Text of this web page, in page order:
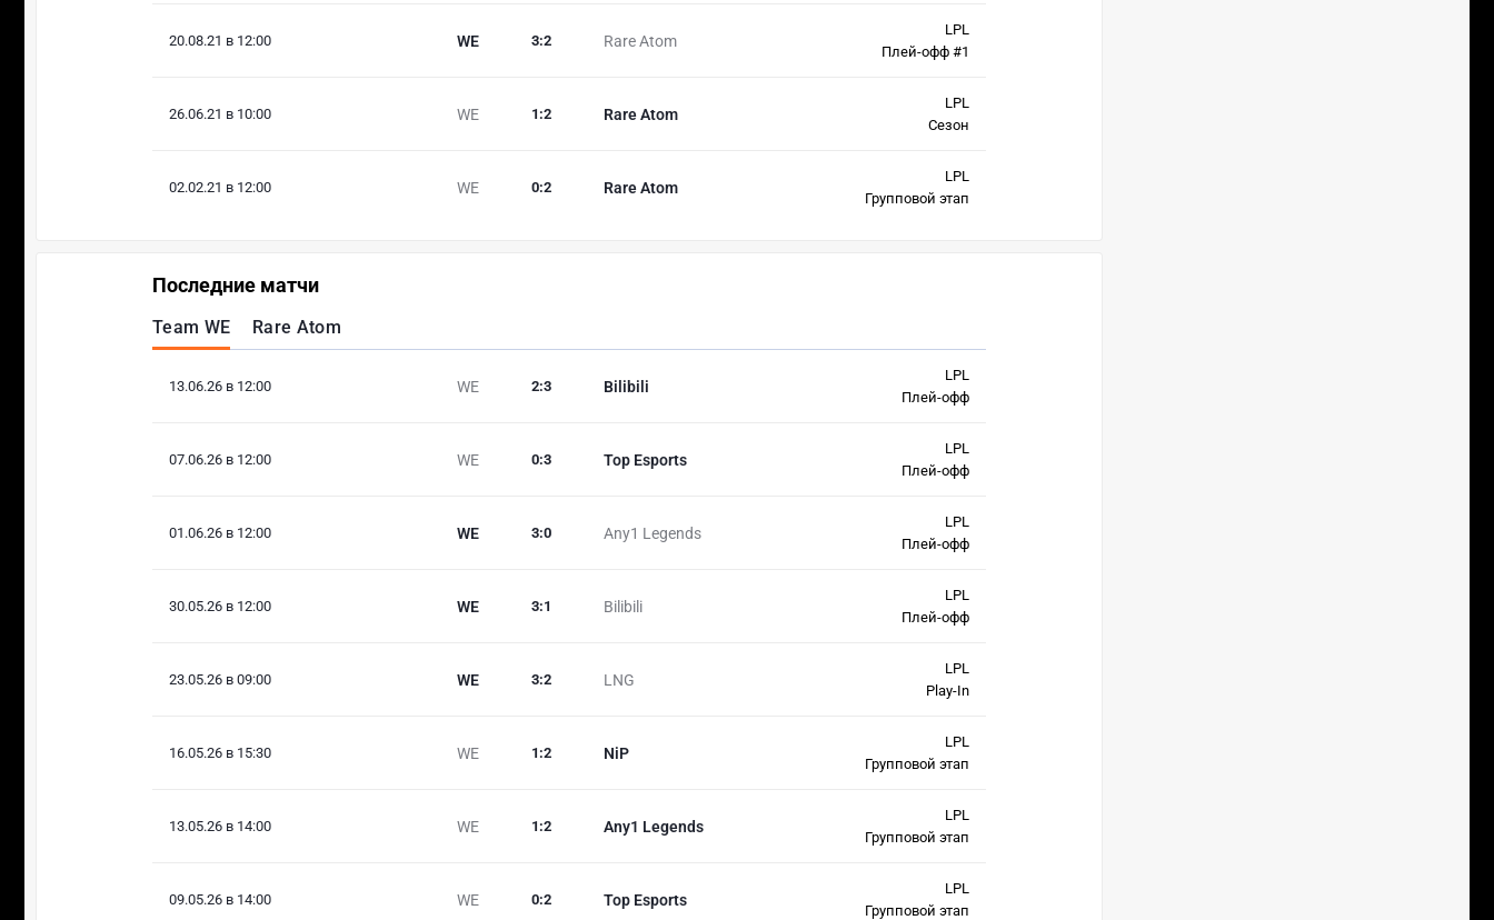
20.08.21 в 12:00 WE Rare Atom
3:2
LPL
Плей-офф #1
26.06.21 в 10:00 WE Rare Atom
1 :2
LPL
Сезон
02.02.21 в 12:00 WE Rare Atom
0:2
LPL
Групповой этап
Последние матчи
Team WE Rare Atom
13.06.26 в 12:00 WE Bilibili
2:3
LPL
Плей-офф
07.06.26 в 12:00 WE Top Esports
0:3
LPL
Плей-офф
01.06.26 в 12:00 WE Any1 Legends
3:0
LPL
Плей-офф
30.05.26 в 12:00 WE Bilibili
3:1
LPL
Плей-офф
23.05.26 в 09:00 WE LNG
3:2
LPL
Play-In
16.05.26 в 15:30 WE NiP
1 :2
LPL
Групповой этап
13.05.26 в 14:00 WE Any1 Legends
1 :2
LPL
Групповой этап
09.05.26 в 14:00 WE Top Esports
0:2
LPL
Групповой этап